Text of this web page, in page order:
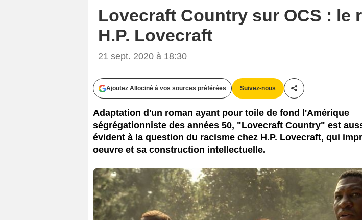
Lovecraft Country sur OCS : le
H.P. Lovecraft
21 sept. 2020 à 18:30
Ajoutez Allociné à vos sources préférées Suivez-nous
Partager cet article
Adaptation d'un roman ayant pour toile de fond l'Amérique
ségrégationniste des années 50, "Lovecraft Country" est
évident à la question du racisme chez H.P. Lovecraft, qui
oeuvre et sa construction intellectuelle.